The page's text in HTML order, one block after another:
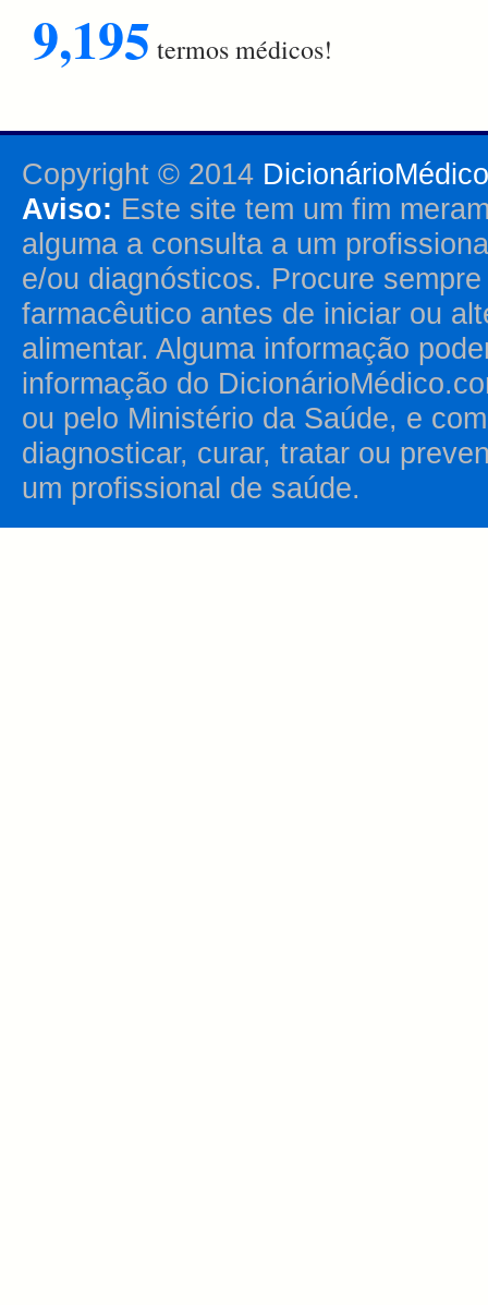
9,195 termos médicos!
Copyright © 2014
Aviso: Este site tem um fim
alguma a consulta a um
e/ou diagnósticos. Procure
farmacêutico antes de iniciar ou
alimentar. Alguma informação
informação do
ou pelo Ministério da Saúde, e
diagnosticar, curar, tratar ou
um profissional de saúde.